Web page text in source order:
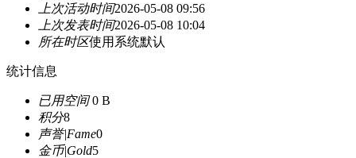
上次活动时间2026-05-08 09:56
上次发表时间2026-05-08 10:04
所在时区使用系统默认
统计信息
已用空间0 B
积分8
声誉|Fame0
金币|Gold5